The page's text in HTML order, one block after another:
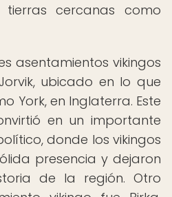
cercanas como
asentamientos vikingos
ubicado en lo que
York, en Inglaterra. Este
en un importante
donde los vikingos
presencia y dejaron
de la región. Otro